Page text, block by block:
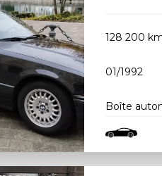
128 200
01/1992
Boîte